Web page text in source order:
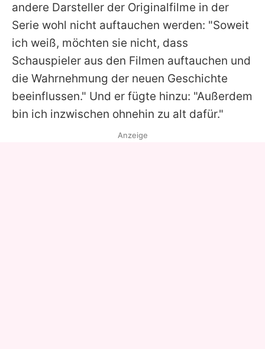
andere Darsteller der Originalfilme in der
Serie wohl nicht auftauchen werden: "Soweit
ich weiß, möchten sie nicht, dass
Schauspieler aus den Filmen auftauchen und
die Wahrnehmung der neuen Geschichte
beeinflussen." Und er fügte hinzu: "Außerdem
bin ich inzwischen ohnehin zu alt dafür."
Anzeige